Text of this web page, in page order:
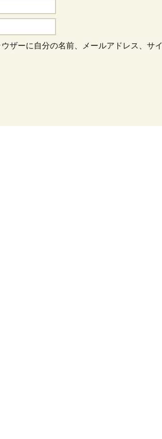
ザーに自分の名前、メールアドレス、サイ